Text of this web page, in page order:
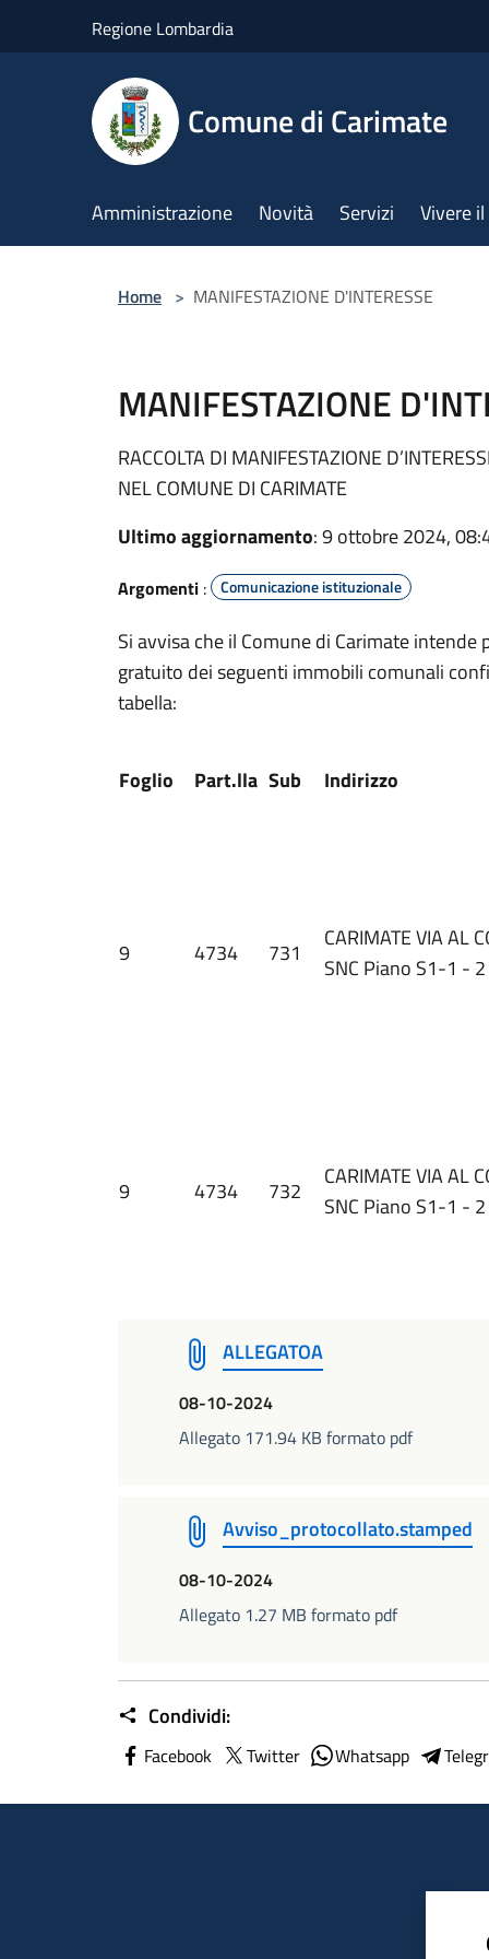
Regione Lombardia
Comune di Carimate
Amministrazione Novità Servizi Vivere
Home > MANIFESTAZIONE D'INTERESSE
MANIFESTAZIONE
RACCOLTA DI MANIFESTAZIONE
NEL COMUNE DI CARIMATE
Ultimo aggiornamento: 9 ottobre 2024,
Argomenti : Comunicazione istituzionale
Si avvisa che il Comune di Carimate
gratuito dei seguenti immobili comunali
tabella:
Foglio Part.lla Sub Indirizzo
9 4734 731
CARIMATE VIA AL
SNC Piano S1-1 - 2
9 4734 732
CARIMATE VIA AL
SNC Piano S1-1 - 2
ALLEGATOA
08-10-2024
Allegato 171.94 KB formato pdf
Avviso_protocollato.stamped
08-10-2024
Allegato 1.27 MB formato pdf
Condividi:
Facebook Twitter Whatsapp